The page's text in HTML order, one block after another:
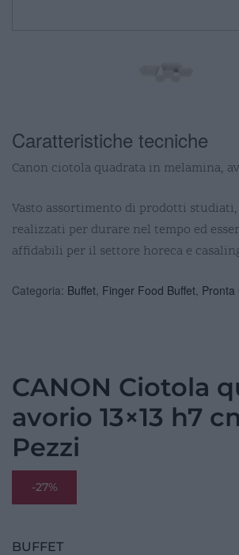
Caratteristiche tecniche
Canon ciotola quadrata in melamina,
Vasto assortimento di prodotti
realizzati per durare nel tempo ed
affidabili per il settore horeca e
Categoria: Buffet Finger Food Buffet Pronta
CANON Ciotola
avorio 13×13 h7
Pezzi
-27%
BUFFET